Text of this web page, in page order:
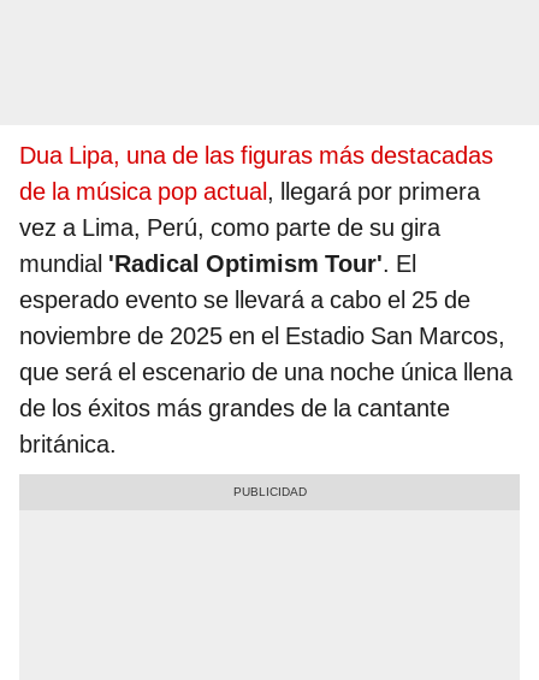
Dua Lipa, una de las figuras más destacadas
de la música pop actual, llegará por primera
vez a Lima, Perú, como parte de su gira
mundial 'Radical Optimism Tour'. El
esperado evento se llevará a cabo el 25 de
noviembre de 2025 en el Estadio San Marcos,
que será el escenario de una noche única llena
de los éxitos más grandes de la cantante
británica.